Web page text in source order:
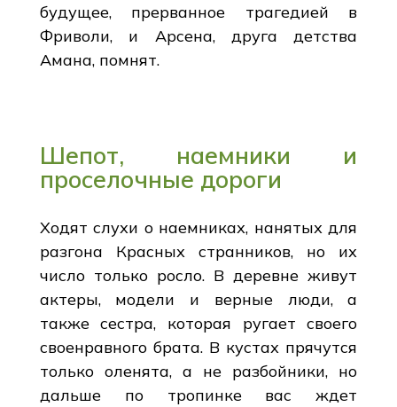
будущее, прерванное трагедией в
Фриволи, и Арсена, друга детства
Амана, помнят.
Шепот, наемники и
проселочные дороги
Ходят слухи о наемниках, нанятых для
разгона Красных странников, но их
число только росло. В деревне живут
актеры, модели и верные люди, а
также сестра, которая ругает своего
своенравного брата. В кустах прячутся
только оленята, а не разбойники, но
дальше по тропинке вас ждет